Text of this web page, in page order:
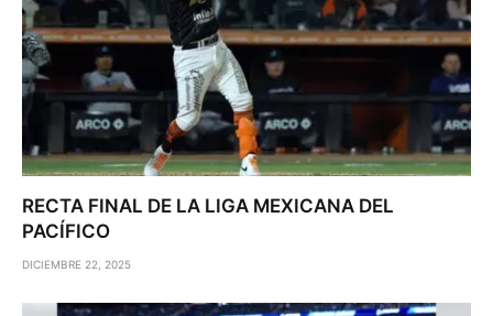
RECTA FINAL DE LA LIGA MEXICANA DEL
PACÍFICO
DICIEMBRE 22, 2025